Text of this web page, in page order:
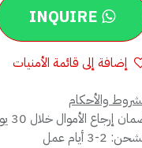
INQUIRE
إضافة إلى قائمة الأمنيات
والأحكام
إرجاع الأموال خلال 30 يوماً
2-3 أيام عمل